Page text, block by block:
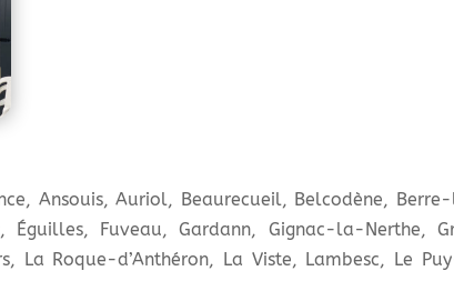
Ansouis, Auriol, Beaurecueil, Belcodène,
Fuveau, Gardann, Gignac-la-Nerthe,
La Roque-d’Anthéron, La Viste, Lambesc, Le